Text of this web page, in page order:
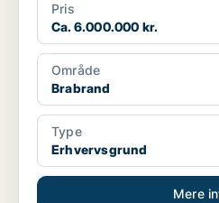
Pris
Ca. 6.000.000 kr.
Område
Brabrand
Type
Erhvervsgrund
Mere